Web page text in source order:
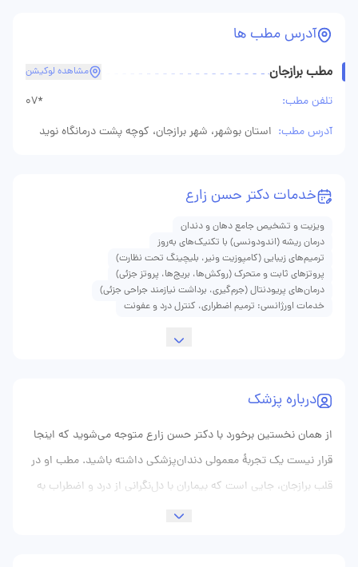
خدمات دکتر حسن زارع
ویزیت و تشخیص جامع دهان و دندان
درمان ریشه (اندودونسی) با تکنیک‌های به‌روز
ترمیم‌های زیبایی (کامپوزیت ونیر، بلیچینگ تحت نظارت)
پروتزهای ثابت و متحرک (روکش‌ها، بریج‌ها، پروتز جزئی)
درمان‌های پریودنتال (جرم‌گیری، برداشت نیازمند جراحی جزئی)
خدمات اورژانسی: ترمیم اضطراری، کنترل درد و عفونت
درباره پزشک
از همان نخستین برخورد با دکتر حسن زارع متوجه می‌شوید که اینجا
قرار نیست یک تجربهٔ معمولی دندان‌پزشکی داشته باشید. مطب او در
قلب برازجان، جایی است که بیماران با دل‌نگرانی از درد و اضطراب به
آن پا می‌گذارند و با لبخندی پرامید و خاطره‌ای ماندگار بیرون می‌آیند.
آدرس مطب ها
مطب برازجان مشاهده لوکیشن
تلفن مطب:
07*
آدرس مطب: استان بوشهر، شهر برازجان، کوچه پشت درمانگاه نوید